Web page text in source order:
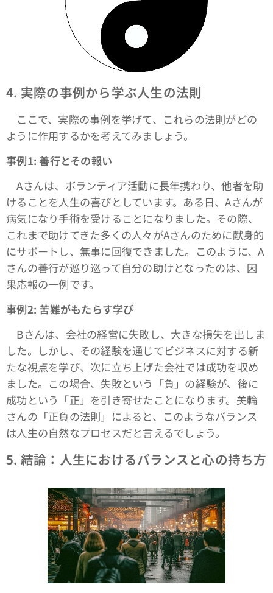
4. 実際の事例から学ぶ人生の法則
ここで、実際の事例を挙げて、これらの法則がどの
ように作用するかを考えてみましょう。
事例1: 善行とその報い
Aさんは、ボランティア活動に長年携わり、他者を助
けることを人生の喜びとしています。ある日、Aさんが
病気になり手術を受けることになりました。その際、
これまで助けてきた多くの人々がAさんのために献身的
にサポートし、無事に回復できました。このように、A
さんの善行が巡り巡って自分の助けとなったのは、因
果応報の一例です。
事例2: 苦難がもたらす学び
Bさんは、会社の経営に失敗し、大きな損失を出しま
した。しかし、その経験を通じてビジネスに対する新
たな視点を学び、次に立ち上げた会社では成功を収め
ました。この場合、失敗という「負」の経験が、後に
成功という「正」を引き寄せたことになります。美輪
さんの「正負の法則」によると、このようなバランス
は人生の自然なプロセスだと言えるでしょう。
5. 結論：人生におけるバランスと心の持ち方